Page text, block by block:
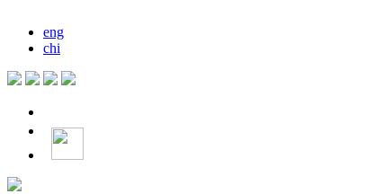
eng
chi